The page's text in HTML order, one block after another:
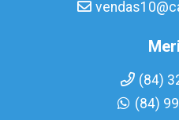
(84)
(84)